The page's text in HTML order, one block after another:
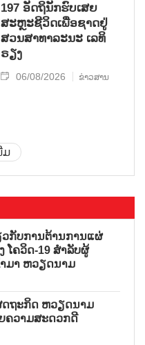
197 ອັດ​ຖິ​ນັກ​ຮົບ​ເສຍ​
ສະຫຼະ​ຊີ​ວິດ​ເພື່ອ​ຊາດ​ຢູ່​
ສວນ​ສາ​ທາ​ລະ​ນະ ເລ​ທິ​
ຣຽງ
06/08/2026 ຂ່າວສານ
ມ
ກັບການຕ້ານການແຜ່
ໂຄວິດ-19 ສຳລັບຜູ້
າມາ ຫວຽດນາມ
ດຖະກິດ ຫວຽດນາມ
ຄວາມສະດວກດີ